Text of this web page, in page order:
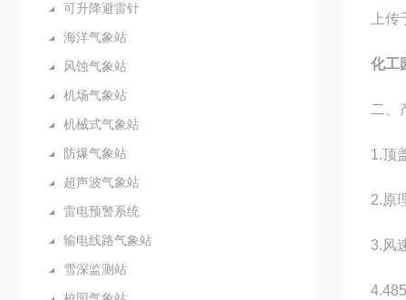
可升降避雷针
海洋气象站
风蚀气象站
机场气象站
机械式气象站
防爆气象站
超声波气象站
雷电预警系统
输电线路气象站
雪深监测站
上
化工
二、
1.顶
2.原
3.风